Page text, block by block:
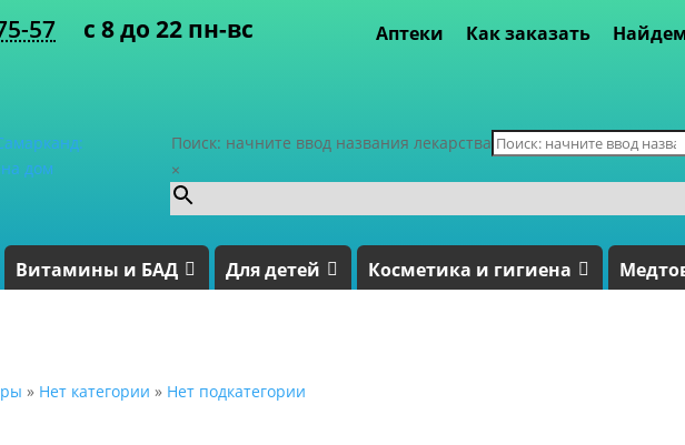
57 с 8 до 22 пн-вс Аптеки Как заказать
Поиск: начните ввод названия лекарства
×
Витамины и БАД Для детей Косметика и гигиена
» Нет категории » Нет подкатегории